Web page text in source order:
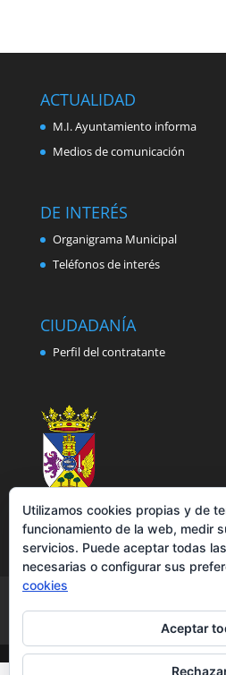
ACTUALIDAD
M.I. Ayuntamiento informa
Medios de comunicación
DE INTERÉS
Organigrama Municipal
Teléfonos de interés
CIUDADANÍA
Perfil del contratante
Política de cookies
Utilizamos cookies propias y de
funcionamiento de la web, medir
servicios. Puede aceptar todas
necesarias o configurar sus
cookies
Aceptar